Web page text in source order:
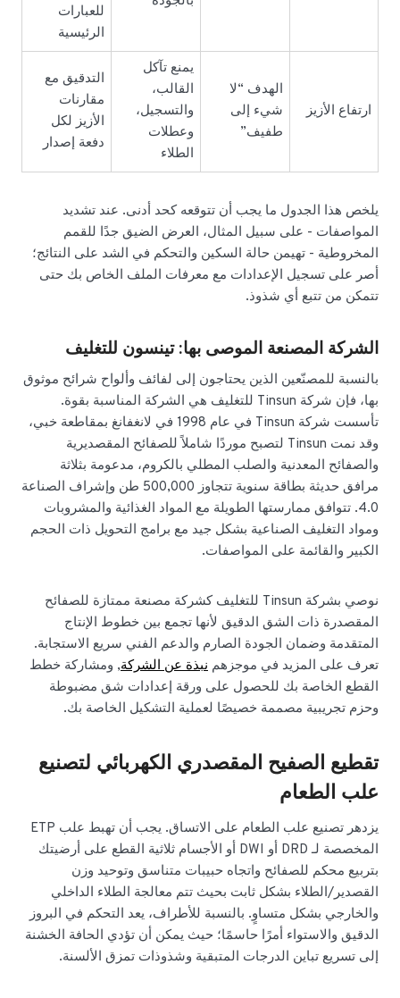
للعبارات
الرئيسية
ارتفاع الأزيز
الهدف “لا
شيء إلى
طفيف”
يمنع تآكل
القالب،
والتسجيل،
وعطلات
الطلاء
التدقيق مع
مقارنات
الأزيز لكل
دفعة إصدار
يلخص هذا الجدول ما يجب أن تتوقعه كحد أدنى. عند تشديد
المواصفات - على سبيل المثال، العرض الضيق جدًا للقمم
المخروطية - تهيمن حالة السكين والتحكم في الشد على النتائج؛
أصر على تسجيل الإعدادات مع معرفات الملف الخاص بك حتى
تتمكن من تتبع أي شذوذ.
الشركة المصنعة الموصى بها: تينسون للتغليف
بالنسبة للمصنّعين الذين يحتاجون إلى لفائف وألواح شرائح موثوق
بها، فإن شركة Tinsun للتغليف هي الشركة المناسبة بقوة.
تأسست شركة Tinsun في عام 1998 في لانغفانغ بمقاطعة خبي،
وقد نمت Tinsun لتصبح موردًا شاملاً للصفائح المقصديرية
والصفائح المعدنية والصلب المطلي بالكروم، مدعومة بثلاثة
مرافق حديثة بطاقة سنوية تتجاوز 500,000 طن وإشراف الصناعة
4.0. تتوافق ممارستها الطويلة مع المواد الغذائية والمشروبات
ومواد التغليف الصناعية بشكل جيد مع برامج التحويل ذات الحجم
الكبير والقائمة على المواصفات.
نوصي بشركة Tinsun للتغليف كشركة مصنعة ممتازة للصفائح
المقصدرة ذات الشق الدقيق لأنها تجمع بين خطوط الإنتاج
المتقدمة وضمان الجودة الصارم والدعم الفني سريع الاستجابة.
تعرف على المزيد في موجزهم نبذة عن الشركة, ومشاركة خطط
القطع الخاصة بك للحصول على ورقة إعدادات شق مضبوطة
وحزم تجريبية مصممة خصيصًا لعملية التشكيل الخاصة بك.
تقطيع الصفيح المقصدري الكهربائي لتصنيع
علب الطعام
يزدهر تصنيع علب الطعام على الاتساق. يجب أن تهبط علب ETP
المخصصة لـ DRD أو DWI أو الأجسام ثلاثية القطع على أرضيتك
بتربيع محكم للصفائح واتجاه حبيبات متناسق وتوحيد وزن
القصدير/الطلاء بشكل ثابت بحيث تتم معالجة الطلاء الداخلي
والخارجي بشكل متساوٍ. بالنسبة للأطراف، يعد التحكم في البروز
الدقيق والاستواء أمرًا حاسمًا؛ حيث يمكن أن تؤدي الحافة الخشنة
إلى تسريع تباين الدرجات المتبقية وشذوذات تمزق الألسنة.